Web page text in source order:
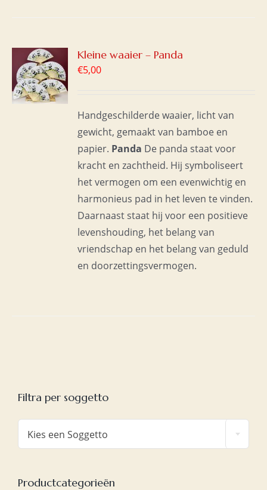
Kleine waaier – Panda
€5,00
Handgeschilderde waaier, licht van
gewicht, gemaakt van bamboe en
papier. Panda De panda staat voor
kracht en zachtheid. Hij symboliseert
het vermogen om een evenwichtig en
harmonieus pad in het leven te vinden.
Daarnaast staat hij voor een positieve
levenshouding, het belang van
vriendschap en het belang van geduld
en doorzettingsvermogen.
Filtra per soggetto
Kies een Soggetto
Productcategorieën